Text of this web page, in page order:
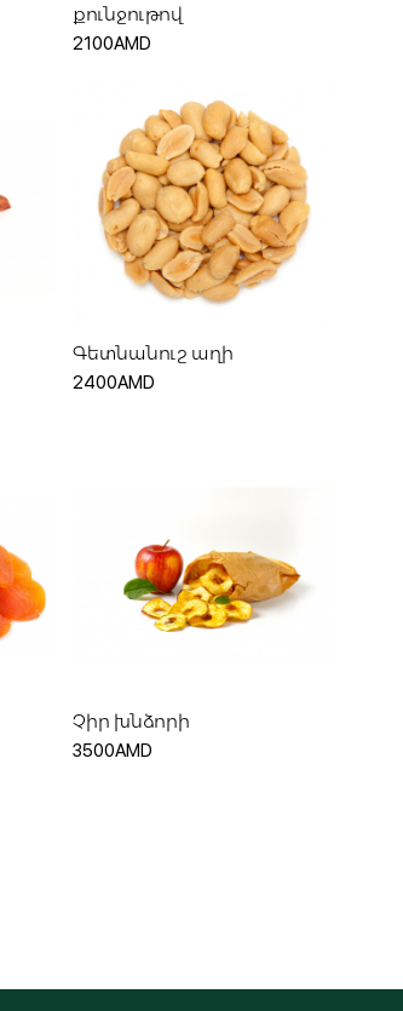
քունջութով
2100AMD
Գետնանուշ աղի
2400AMD
Ավելացնել զամբյուղ
Չիր խնձորի
3500AMD
Ավելացնել զամբյուղ